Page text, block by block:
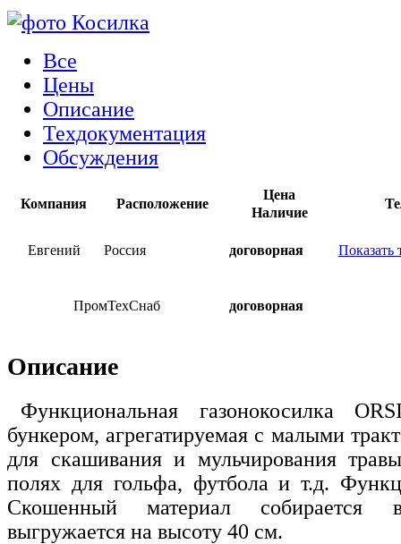
Все
Цены
Описание
Техдокументация
Обсуждения
Компания Расположение
Цена
Наличие
Евгений Россия договорная Показать
ПромТехСнаб договорная
Описание
Функциональная газонокосилка
бункером, агрегатируемая с малыми
для скашивания и мульчирования
полях для гольфа, футбола и т.д.
Скошенный материал собирается
выгружается на высоту 40 см.